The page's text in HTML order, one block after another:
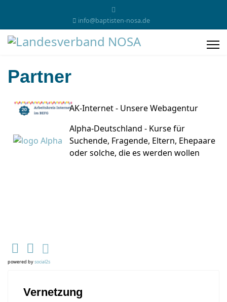
info@baptisten-nosa.de
Partner
AK-Internet - Unsere Webagentur
Alpha-Deutschland - Kurse für
Suchende, Fragende, Eltern, Ehepaare
oder solche, die es werden wollen
powered bysocial2s
Vernetzung